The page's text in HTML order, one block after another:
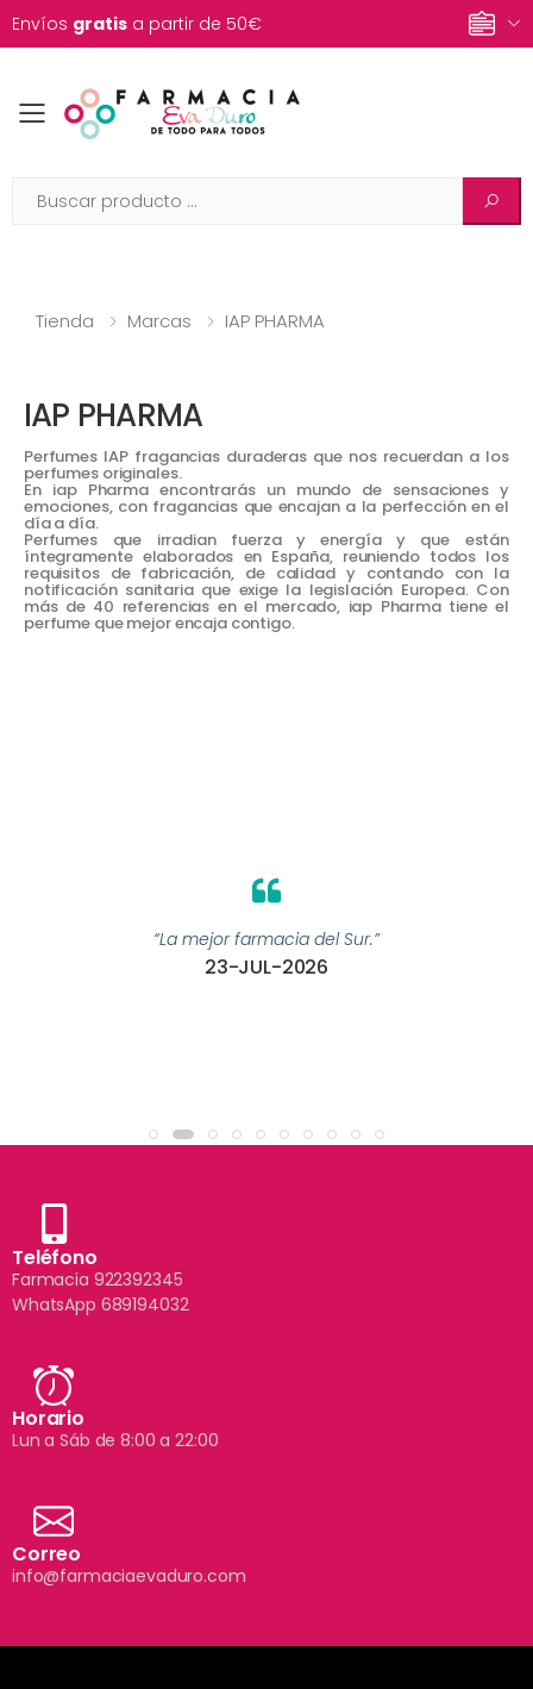
Envíos gratis a partir de 50€
Toggle mobile menu
Tienda Marcas IAP PHARMA
IAP PHARMA
Perfumes IAP fragancias duraderas que nos recuerdan a los
perfumes originales.
En iap Pharma encontrarás un mundo de sensaciones y
emociones, con fragancias que encajan a la perfección en el
día a día.
Perfumes que irradian fuerza y energía y que están
íntegramente elaborados en España, reuniendo todos los
requisitos de fabricación, de calidad y contando con la
notificación sanitaria que exige la legislación Europea. Con
más de 40 referencias en el mercado, iap Pharma tiene el
perfume que mejor encaja contigo.
“La mejor farmacia del Sur.”
23-JUL-2026
Teléfono
Farmacia 922392345
WhatsApp 689194032
Horario
Lun a Sáb de 8:00 a 22:00
Correo
info@farmaciaevaduro.com